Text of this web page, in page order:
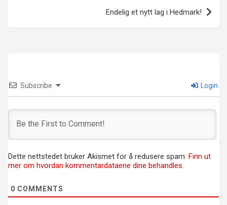
Endelig et nytt lag i Hedmark!
Subscribe Login
Dette nettstedet bruker Akismet for å redusere spam. Finn ut
mer om hvordan kommentardataene dine behandles.
0 COMMENTS